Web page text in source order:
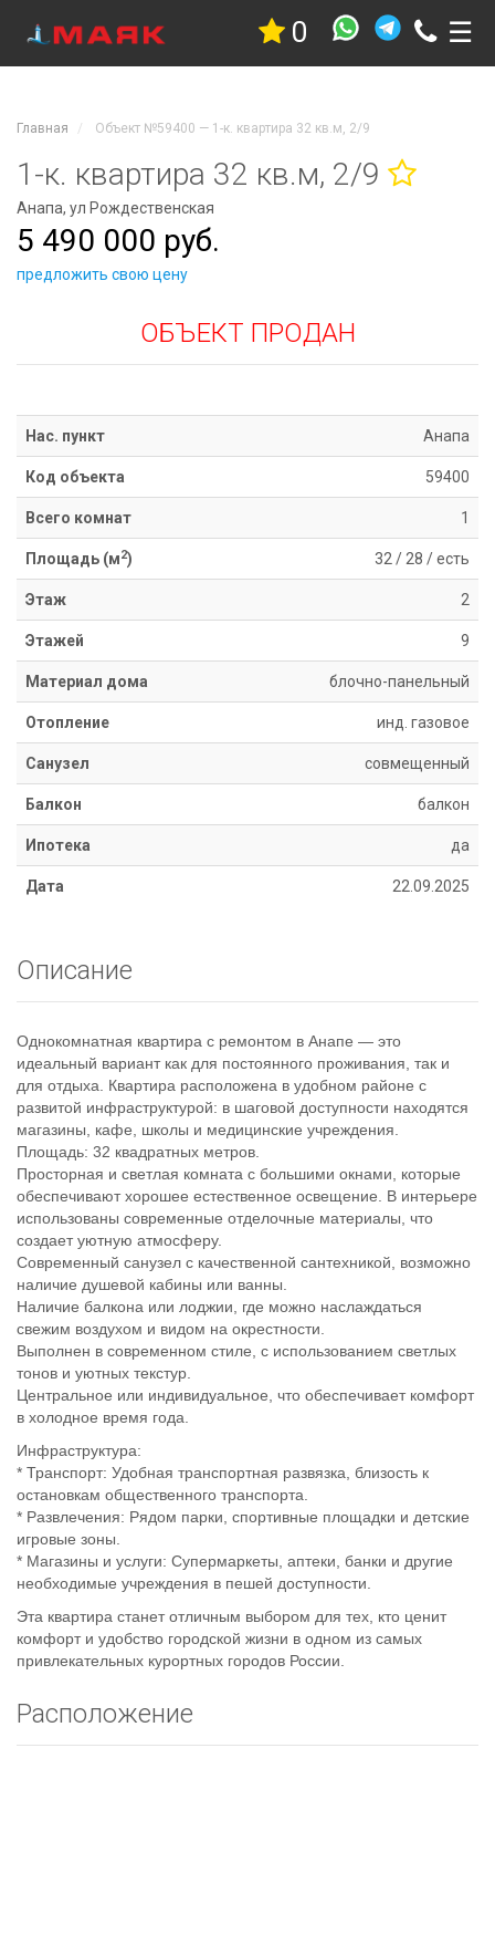
0 ☰
Недвижимость
Участки
Коммерческая
Дачи
Гаражи
Услуги
Коттеджные
поселки
Новостройки
Информация
Ипотека
Риэлторские
услуги
Продать
недвижимость
Сопровождение
ипотеки
Юридические
услуги
Статьи
Контакты
8
800
8
670
14
14
Главная Объект №59400 — 1-к. квартира 32 кв.м, 2/9
1-к. квартира 32 кв.м, 2/9
Анапа, ул Рождественская
5 490 000 руб.
предложить свою цену
ОБЪЕКТ ПРОДАН
Нас. пункт Анапа
Код объекта 59400
Всего комнат 1
Площадь (м2) 32 / 28 /есть
Этаж 2
Этажей 9
Материал дома блочно-панельный
Отопление инд. газовое
Санузел совмещенный
Балкон балкон
Ипотека да
Дата 22.09.2025
Описание
Однокомнатная квартира с ремонтом в Анапе — это
идеальный вариант как для постоянного проживания, так и
для отдыха. Квартира расположена в удобном районе с
развитой инфраструктурой: в шаговой доступности находятся
магазины, кафе, школы и медицинские учреждения.
Площадь: 32 квадратных метров.
Просторная и светлая комната с большими окнами, которые
обеспечивают хорошее естественное освещение. В интерьере
использованы современные отделочные материалы, что
создает уютную атмосферу.
Современный санузел с качественной сантехникой, возможно
наличие душевой кабины или ванны.
Наличие балкона или лоджии, где можно наслаждаться
свежим воздухом и видом на окрестности.
Выполнен в современном стиле, с использованием светлых
тонов и уютных текстур.
Центральное или индивидуальное, что обеспечивает комфорт
в холодное время года.
Инфраструктура:
* Транспорт: Удобная транспортная развязка, близость к
остановкам общественного транспорта.
* Развлечения: Рядом парки, спортивные площадки и детские
игровые зоны.
* Магазины и услуги: Супермаркеты, аптеки, банки и другие
необходимые учреждения в пешей доступности.
Эта квартира станет отличным выбором для тех, кто ценит
комфорт и удобство городской жизни в одном из самых
привлекательных курортных городов России.
Расположение